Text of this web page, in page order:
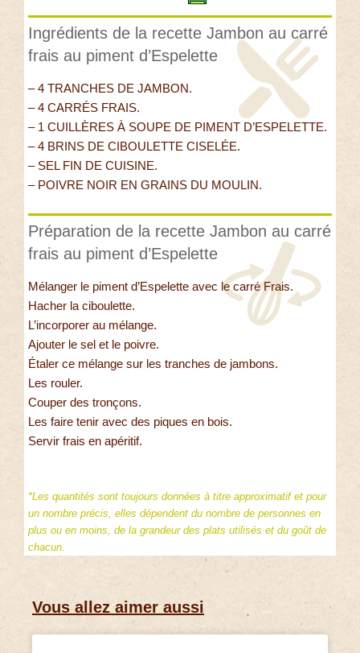
Ingrédients de la recette Jambon au carré
frais au piment d’Espelette
– 4 TRANCHES DE JAMBON.
– 4 CARRÉS FRAIS.
– 1 CUILLÈRES À SOUPE DE PIMENT D’ESPELETTE.
– 4 BRINS DE CIBOULETTE CISELÉE.
– SEL FIN DE CUISINE.
– POIVRE NOIR EN GRAINS DU MOULIN.
Préparation de la recette Jambon au carré
frais au piment d’Espelette
Mélanger le piment d’Espelette avec le carré Frais.
Hacher la ciboulette.
L’incorporer au mélange.
Ajouter le sel et le poivre.
Étaler ce mélange sur les tranches de jambons.
Les rouler.
Couper des tronçons.
Les faire tenir avec des piques en bois.
Servir frais en apéritif.
*Les quantités sont toujours données à titre approximatif et pour
un nombre précis, elles dépendent du nombre de personnes en
plus ou en moins, de la grandeur des plats utilisés et du goût de
chacun.
Vous allez aimer aussi